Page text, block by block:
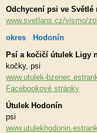
Odchycení psi ve Světlé
www.svetlans.cz/vismo/
okres Hodonín
Psí a kočičí útulek Ligy
kočky, psi
www.utulek-
Facebookové stránky
Útulek Hodonín
psi